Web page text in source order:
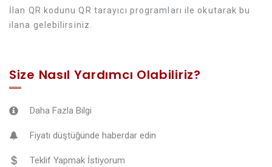
İlan QR kodunu QR tarayıcı programları ile okutarak bu
ilana gelebilirsiniz.
Size Nasıl Yardımcı Olabiliriz?
Daha Fazla Bilgi
Fiyatı düştüğünde haberdar edin
Teklif Yapmak İstiyorum